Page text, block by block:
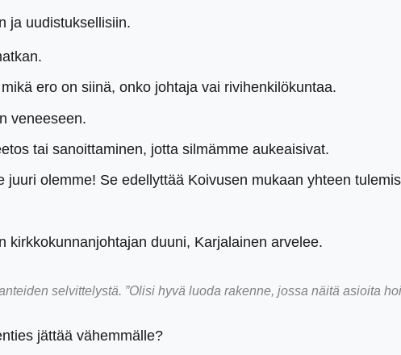
ja uudistuksellisiin.
ero on siinä, onko johtaja vai rivihenkilökuntaa.
veneeseen.
tai sanoittaminen, jotta silmämme aukeaisivat.
olemme! Se edellyttää Koivusen mukaan yhteen
kirkkokunnanjohtajan duuni, Karjalainen arvelee.
selvittelystä. ”Olisi hyvä luoda rakenne, jossa näitä asioita
jättää vähemmälle?